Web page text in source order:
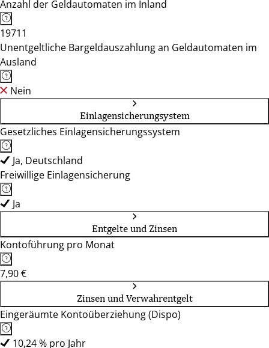
Anzahl der Geldautomaten im Inland
19711
Unentgeltliche Bargeldauszahlung an Geldautomaten im
Ausland
Nein
Einlagensicherungsystem
Gesetzliches Einlagensicherungssystem
Ja, Deutschland
Freiwillige Einlagensicherung
Ja
Entgelte und Zinsen
Kontoführung pro Monat
7,90 €
Zinsen und Verwahrentgelt
Eingeräumte Kontoüberziehung (Dispo)
10,24 % pro Jahr